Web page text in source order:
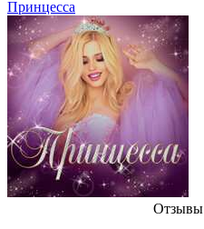
Принцесса
Отзывы